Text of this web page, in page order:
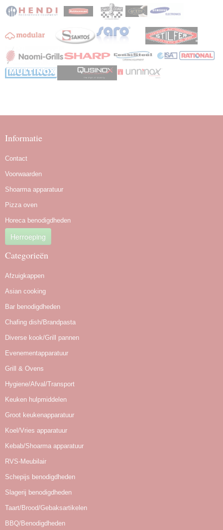
Informatie
Contact
Voorwaarden
Shoarma apparatuur
Pizza oven
Horeca benodigdheden
Herroeping
Categorieën
Afzuigkappen
Asian cooking
Bar benodigdheden
Chafing dish/Brandpasta
Diverse kook/Grill pannen
Evenementapparatuur
Grill & Ovens
Hygiene/Afval/Transport
Keuken hulpmiddelen
Groot keukenapparatuur
Koel/Vries apparatuur
Kebab/Shoarma apparatuur
RVS-Meubilair
Schepijs benodigdheden
Slagerij benodigdheden
Taart/Brood/Gebaksartikelen
BBQ/Benodigdheden